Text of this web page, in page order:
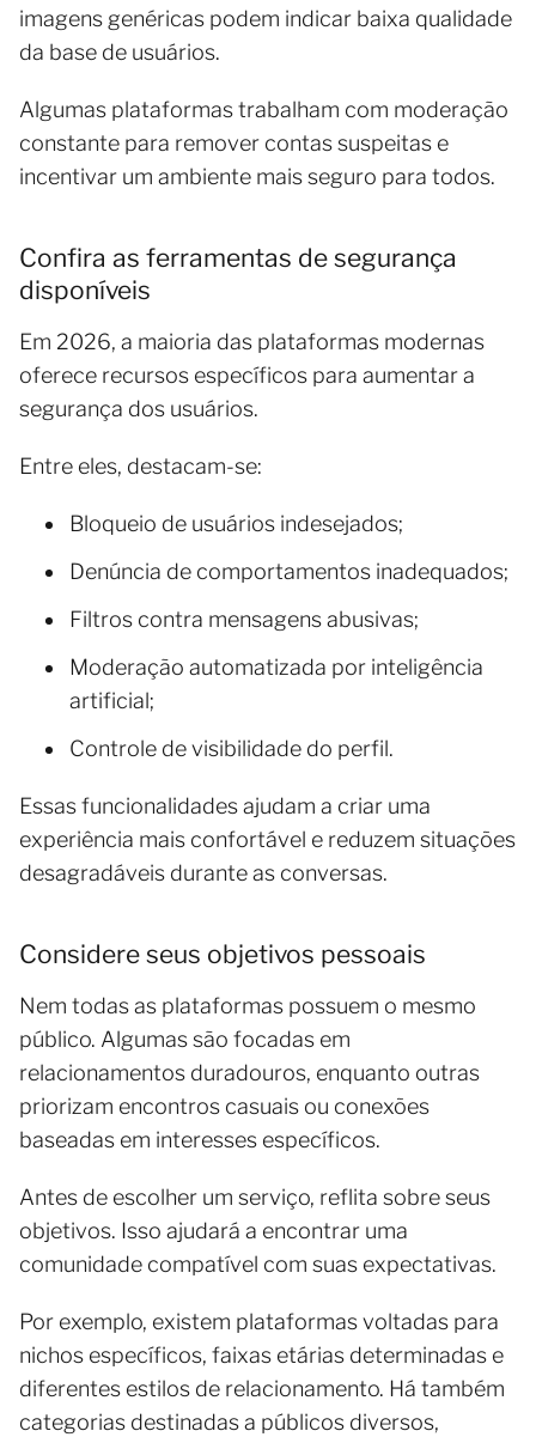
imagens genéricas podem indicar baixa qualidade
da base de usuários.
Algumas plataformas trabalham com moderação
constante para remover contas suspeitas e
incentivar um ambiente mais seguro para todos.
Confira as ferramentas de segurança
disponíveis
Em 2026, a maioria das plataformas modernas
oferece recursos específicos para aumentar a
segurança dos usuários.
Entre eles, destacam-se:
Bloqueio de usuários indesejados;
Denúncia de comportamentos inadequados;
Filtros contra mensagens abusivas;
Moderação automatizada por inteligência
artificial;
Controle de visibilidade do perfil.
Essas funcionalidades ajudam a criar uma
experiência mais confortável e reduzem situações
desagradáveis durante as conversas.
Considere seus objetivos pessoais
Nem todas as plataformas possuem o mesmo
público. Algumas são focadas em
relacionamentos duradouros, enquanto outras
priorizam encontros casuais ou conexões
baseadas em interesses específicos.
Antes de escolher um serviço, reflita sobre seus
objetivos. Isso ajudará a encontrar uma
comunidade compatível com suas expectativas.
Por exemplo, existem plataformas voltadas para
nichos específicos, faixas etárias determinadas e
diferentes estilos de relacionamento. Há também
categorias destinadas a públicos diversos,